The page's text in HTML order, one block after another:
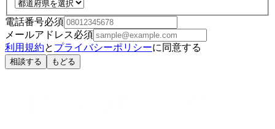
電話番号必須
メールアドレス必須
利用規約と プライバシーポリシーに同意する
相談する もどる